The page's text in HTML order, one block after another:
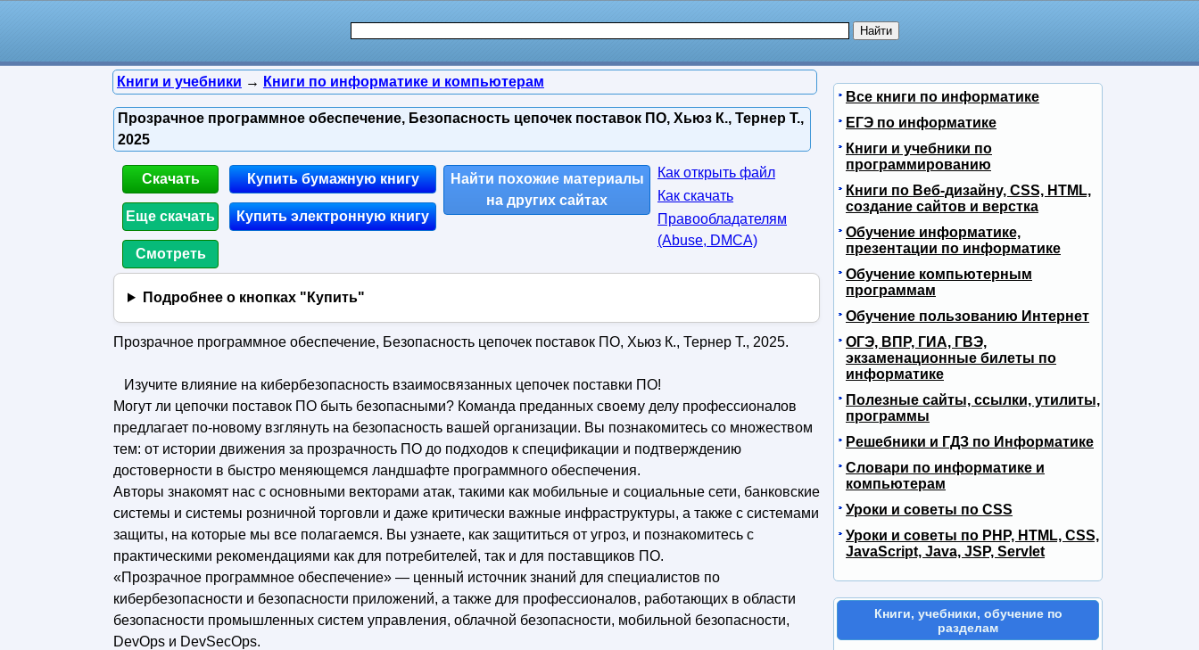
Книги и учебники → Книги по информатике и компьютерам
Прозрачное программное обеспечение, Безопасность цепочек поставок ПО, Хьюз К., Тернер Т.,
2025
Скачать
Еще скачать
Смотреть
Купить бумажную книгу
Купить электронную книгу
Найти похожие материалы
на других сайтах
Как открыть файл
Как скачать
Правообладателям
(Abuse, DMСA)
Подробнее о кнопках "Купить"
Прозрачное программное обеспечение, Безопасность цепочек поставок ПО, Хьюз К., Тернер Т., 2025.
Изучите влияние на кибербезопасность взаимосвязанных цепочек поставки ПО!
Могут ли цепочки поставок ПО быть безопасными? Команда преданных своему делу профессионалов
предлагает по-новому взглянуть на безопасность вашей организации. Вы познакомитесь со множеством
тем: от истории движения за прозрачность ПО до подходов к спецификации и подтверждению
достоверности в быстро меняющемся ландшафте программного обеспечения.
Авторы знакомят нас с основными векторами атак, такими как мобильные и социальные сети, банковские
системы и системы розничной торговли и даже критически важные инфраструктуры, а также с системами
защиты, на которые мы все полагаемся. Вы узнаете, как защититься от угроз, и познакомитесь с
практическими рекомендациями как для потребителей, так и для поставщиков ПО.
«Прозрачное программное обеспечение» — ценный источник знаний для специалистов по
кибербезопасности и безопасности приложений, а также для профессионалов, работающих в области
безопасности промышленных систем управления, облачной безопасности, мобильной безопасности,
DevOps и DevSecOps.
Все книги по информатике
ЕГЭ по информатике
Книги и учебники по
программированию
Книги по Веб-дизайну, CSS, HTML,
создание сайтов и верстка
Обучение информатике,
презентации по информатике
Обучение компьютерным
программам
Обучение пользованию Интернет
ОГЭ, ВПР, ГИА, ГВЭ,
экзаменационные билеты по
информатике
Полезные сайты, ссылки, утилиты,
программы
Решебники и ГДЗ по Информатике
Словари по информатике и
компьютерам
Уроки и советы по CSS
Уроки и советы по PHP, HTML, CSS,
JavaScript, Java, JSP, Servlet
Книги, учебники, обучение по
разделам